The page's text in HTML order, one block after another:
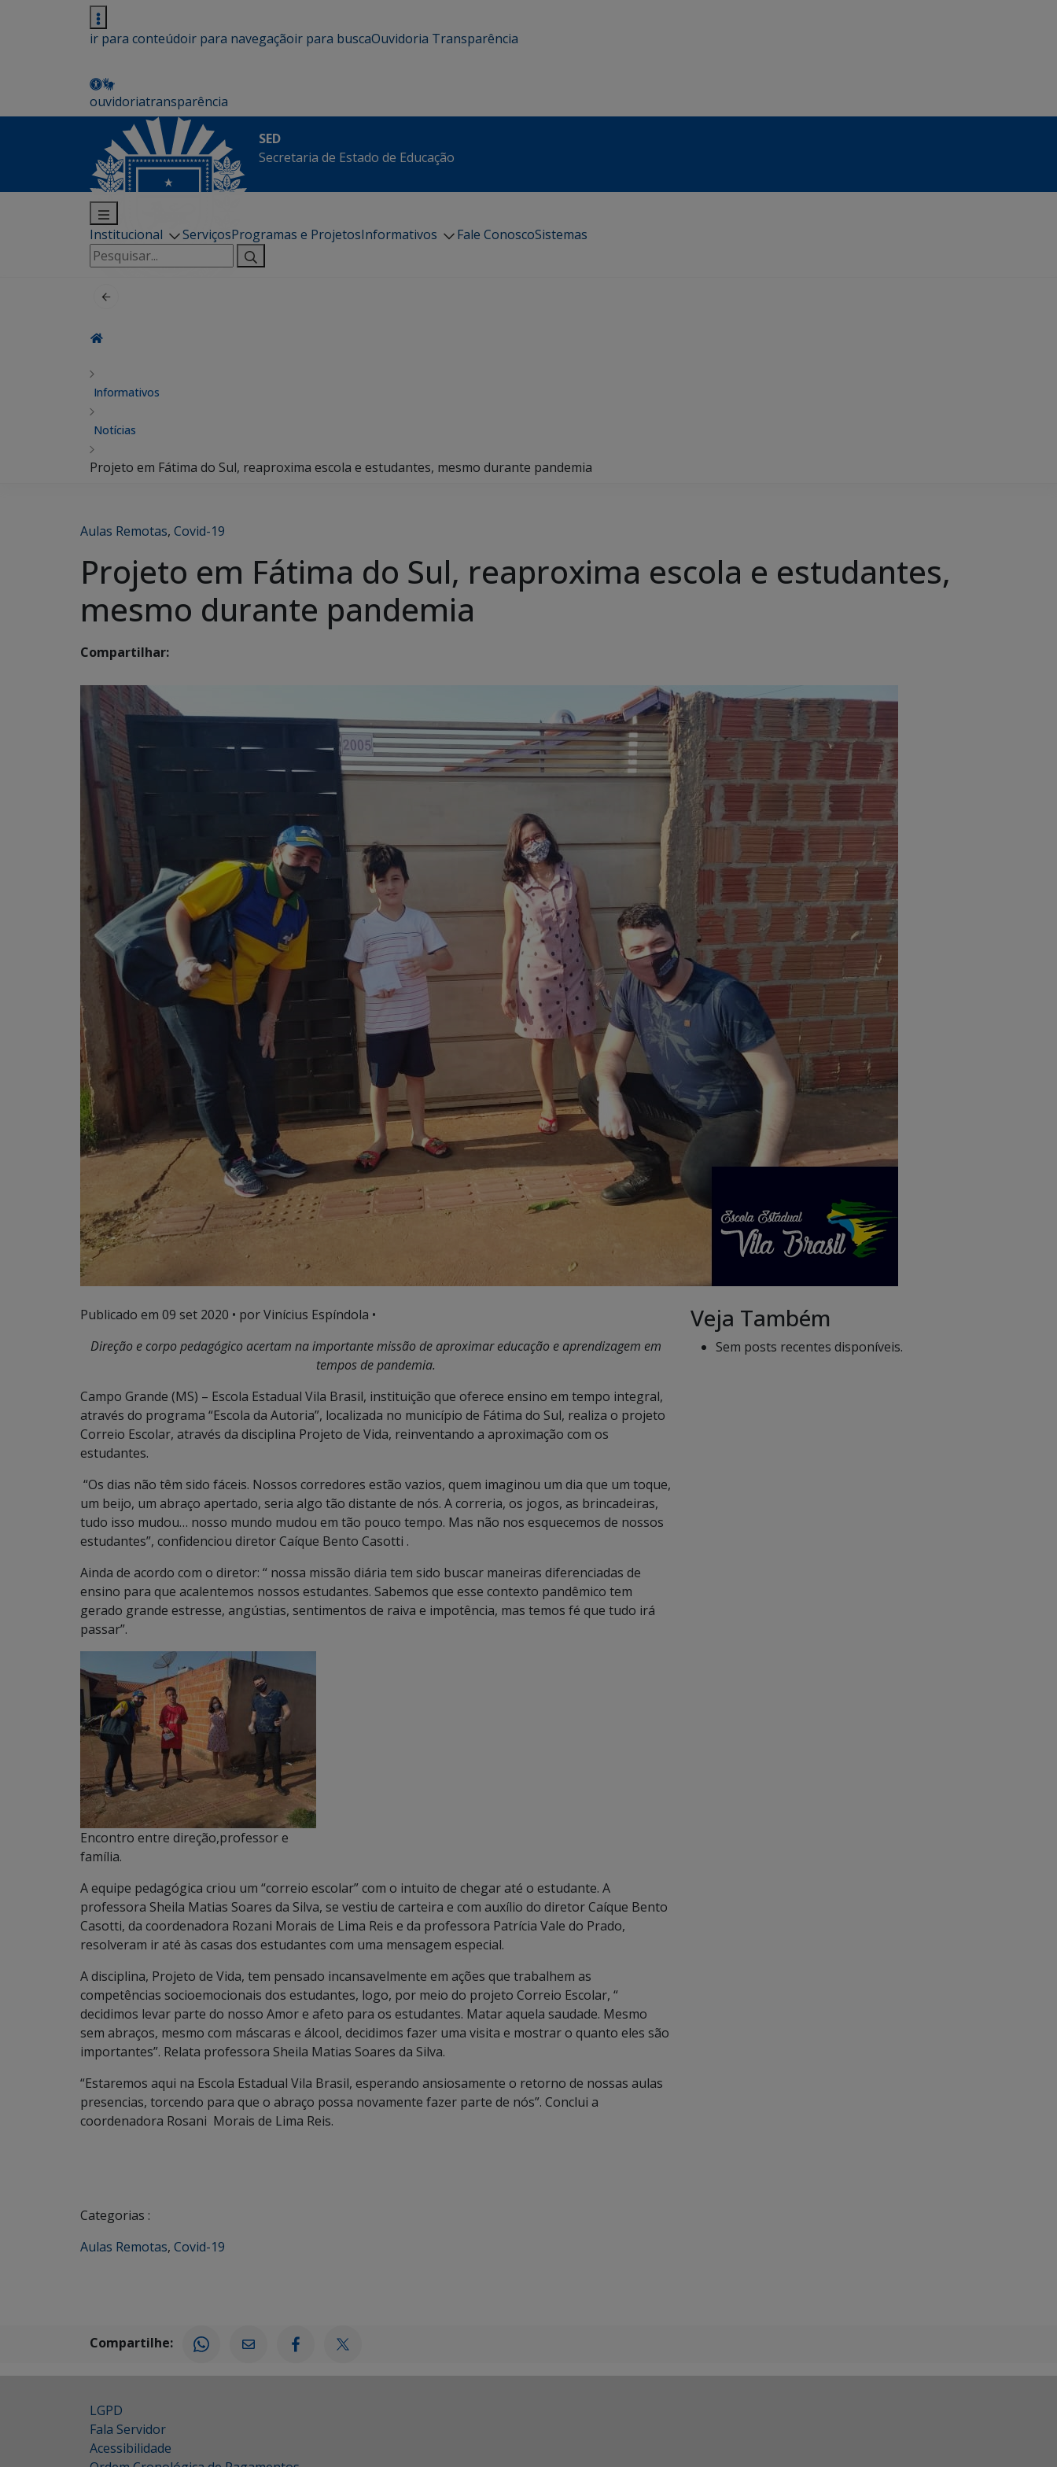
ir para conteúdoir para navegaçãoir para buscaOuvidoria Transparência
ouvidoriatransparência
SED
Secretaria de Estado de Educação
Institucional ServiçosProgramas e ProjetosInformativos Fale ConoscoSistemas
Pesquisar
por:
Informativos
Notícias
Projeto em Fátima do Sul, reaproxima escola e estudantes, mesmo durante pandemia
Aulas Remotas, Covid-19
Projeto em Fátima do Sul, reaproxima escola e estudantes,
mesmo durante pandemia
Compartilhar:
Publicado em 09 set 2020 • por Vinícius Espíndola •
Direção e corpo pedagógico acertam na importante missão de aproximar educação e aprendizagem em
tempos de pandemia.
Campo Grande (MS) – Escola Estadual Vila Brasil, instituição que oferece ensino em tempo integral,
através do programa “Escola da Autoria”, localizada no município de Fátima do Sul, realiza o projeto
Correio Escolar, através da disciplina Projeto de Vida, reinventando a aproximação com os
estudantes.
“Os dias não têm sido fáceis. Nossos corredores estão vazios, quem imaginou um dia que um toque,
um beijo, um abraço apertado, seria algo tão distante de nós. A correria, os jogos, as brincadeiras,
tudo isso mudou… nosso mundo mudou em tão pouco tempo. Mas não nos esquecemos de nossos
estudantes”, confidenciou diretor Caíque Bento Casotti .
Ainda de acordo com o diretor: “ nossa missão diária tem sido buscar maneiras diferenciadas de
ensino para que acalentemos nossos estudantes. Sabemos que esse contexto pandêmico tem
gerado grande estresse, angústias, sentimentos de raiva e impotência, mas temos fé que tudo irá
passar”.
Encontro entre direção,professor e
família.
A equipe pedagógica criou um “correio escolar” com o intuito de chegar até o estudante. A
professora Sheila Matias Soares da Silva, se vestiu de carteira e com auxílio do diretor Caíque Bento
Casotti, da coordenadora Rozani Morais de Lima Reis e da professora Patrícia Vale do Prado,
resolveram ir até às casas dos estudantes com uma mensagem especial.
A disciplina, Projeto de Vida, tem pensado incansavelmente em ações que trabalhem as
competências socioemocionais dos estudantes, logo, por meio do projeto Correio Escolar, “
decidimos levar parte do nosso Amor e afeto para os estudantes. Matar aquela saudade. Mesmo
sem abraços, mesmo com máscaras e álcool, decidimos fazer uma visita e mostrar o quanto eles são
importantes”. Relata professora Sheila Matias Soares da Silva.
“Estaremos aqui na Escola Estadual Vila Brasil, esperando ansiosamente o retorno de nossas aulas
presencias, torcendo para que o abraço possa novamente fazer parte de nós”. Conclui a
coordenadora Rosani Morais de Lima Reis.
Categorias :
Aulas Remotas, Covid-19
Veja Também
Sem posts recentes disponíveis.
Compartilhe:
LGPD
Fala Servidor
Acessibilidade